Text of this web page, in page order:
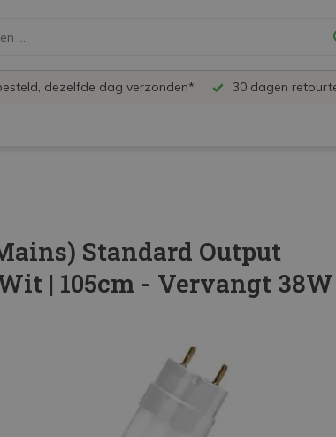
dezelfde dag verzonden* 30 dagen
Standard Output
| 105cm - Vervangt 38W